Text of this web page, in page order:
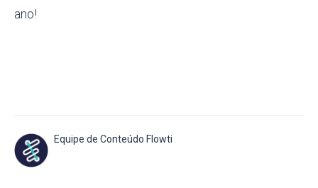
ano!
Equipe de Conteúdo Flowti